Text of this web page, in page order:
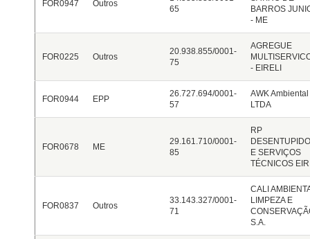
FOR0947 Outros
65
BARROS
- ME
FOR0225 Outros
20.938.855/0001-
75
AGREGUE
- EIRELI
FOR0944 EPP
26.727.694/0001-
57
AWK Ambiental
LTDA
FOR0678 ME
29.161.710/0001-
85
RP
E SERVIÇOS
TÉCNICOS
FOR0837 Outros
33.143.327/0001-
71
CALI
LIMPEZA E
S.A.